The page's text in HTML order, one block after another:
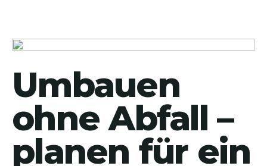
Umbauen
ohne Abfall –
planen für ein